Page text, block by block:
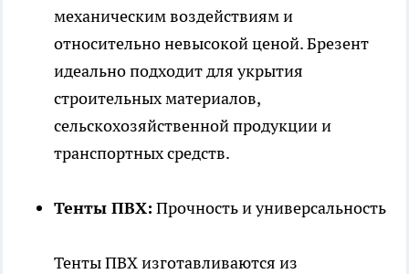
механическим воздействиям и
относительно невысокой ценой. Брезент
идеально подходит для укрытия
строительных материалов,
сельскохозяйственной продукции и
транспортных средств.
Тенты ПВХ: Прочность и универсальность
Тенты ПВХ изготавливаются из